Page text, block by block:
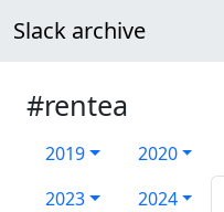
Slack archive
#rentea
2019 2020
2023
2024